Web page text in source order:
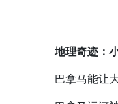
地理奇迹：
巴拿马能让大